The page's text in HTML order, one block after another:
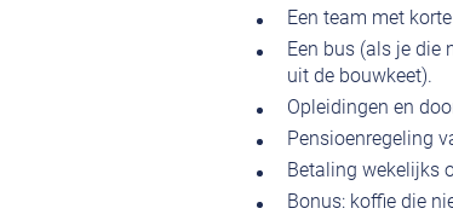
Een team met
Een bus (als je die
uit de bouwkeet).
Opleidingen en
Pensioenregeling
Betaling wekelijks
Bonus: koffie die